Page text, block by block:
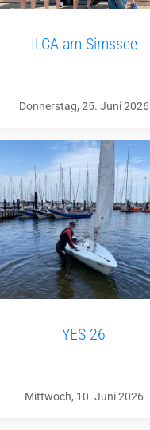
ILCA am Simssee
Donnerstag, 25. Juni 2026
YES 26
Mittwoch, 10. Juni 2026